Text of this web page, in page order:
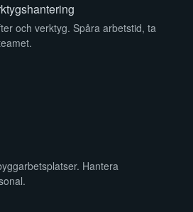
och verktyg. Spåra arbetstid, ta
Hantera